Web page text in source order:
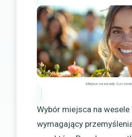
Miejsce na wesele Szczecin
Wybór miejsca na
wymagający